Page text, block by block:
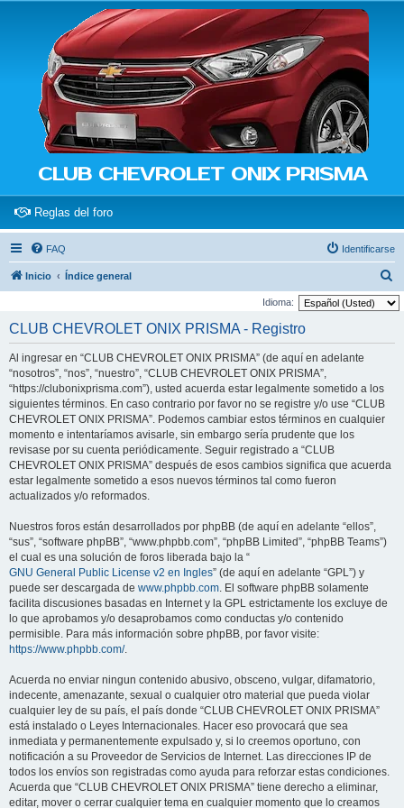
CLUB CHEVROLET ONIX PRISMA
Reglas del foro(Opens a new tab)
FAQ Identificarse
Inicio Índice general
u
Idioma:
CLUB CHEVROLET ONIX PRISMA - Registro
Al ingresar en “CLUB CHEVROLET ONIX PRISMA” (de aquí en adelante
“nosotros”, “nos”, “nuestro”, “CLUB CHEVROLET ONIX PRISMA”,
“https://clubonixprisma.com”), usted acuerda estar legalmente sometido a los
siguientes términos. En caso contrario por favor no se registre y/o use “CLUB
CHEVROLET ONIX PRISMA”. Podemos cambiar estos términos en cualquier
momento e intentaríamos avisarle, sin embargo sería prudente que los
revisase por su cuenta periódicamente. Seguir registrado a “CLUB
CHEVROLET ONIX PRISMA” después de esos cambios significa que acuerda
estar legalmente sometido a esos nuevos términos tal como fueron
actualizados y/o reformados.
Nuestros foros están desarrollados por phpBB (de aquí en adelante “ellos”,
“sus”, “software phpBB”, “www.phpbb.com”, “phpBB Limited”, “phpBB Teams”)
el cual es una solución de foros liberada bajo la “
GNU General Public License v2 en Ingles” (de aquí en adelante “GPL”) y
puede ser descargada de www.phpbb.com. El software phpBB solamente
facilita discusiones basadas en Internet y la GPL estrictamente los excluye de
lo que aprobamos y/o desaprobamos como conductas y/o contenido
permisible. Para más información sobre phpBB, por favor visite:
https://www.phpbb.com/.
Acuerda no enviar ningun contenido abusivo, obsceno, vulgar, difamatorio,
indecente, amenazante, sexual o cualquier otro material que pueda violar
cualquier ley de su país, el país donde “CLUB CHEVROLET ONIX PRISMA”
está instalado o Leyes Internacionales. Hacer eso provocará que sea
inmediata y permanentemente expulsado y, si lo creemos oportuno, con
notificación a su Proveedor de Servicios de Internet. Las direcciones IP de
todos los envíos son registradas como ayuda para reforzar estas condiciones.
Acuerda que “CLUB CHEVROLET ONIX PRISMA” tiene derecho a eliminar,
editar, mover o cerrar cualquier tema en cualquier momento que lo creamos